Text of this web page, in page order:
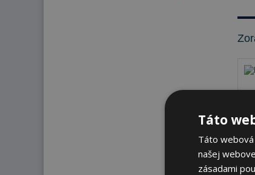
Táto
Táto webová
našej
zásadami